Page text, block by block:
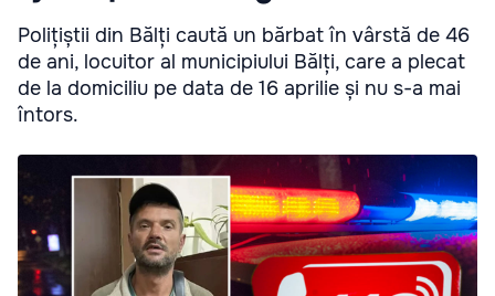
Polițiștii din Bălți caută un bărbat în vârstă de 46
de ani, locuitor al municipiului Bălți, care a plecat
de la domiciliu pe data de 16 aprilie și nu s-a mai
întors.